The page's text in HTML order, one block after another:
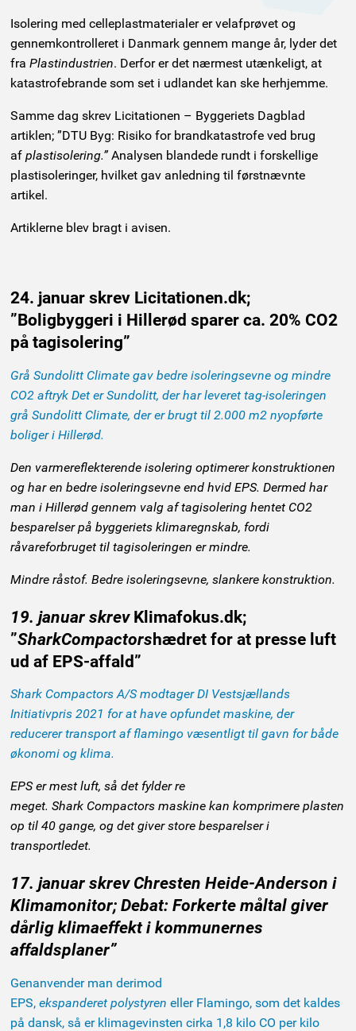
Isolering med celleplastmaterialer er velafprøvet og
gennemkontrolleret i Danmark gennem mange år, lyder det
fraPlastindustrien. Derfor er det nærmest utænkeligt, at
katastrofebrande som set i udlandet kan ske herhjemme.
Samme dag skrev Licitationen – Byggeriets Dagblad
artiklen; ”DTU Byg: Risiko for brandkatastrofe ved brug
afplastisolering.”Analysen blandede rundt i forskellige
plastisoleringer, hvilket gav anledning til førstnævnte
artikel.
Artiklerne blev bragt i avisen.
24. januar skrev Licitationen.dk;
”Boligbyggeri i Hillerød sparer ca. 20% CO2
på tagisolering”
Grå Sundolitt Climate gav bedre isoleringsevne og mindre
CO2 aftryk Det er Sundolitt, der har leveret tag-isoleringen
grå Sundolitt Climate, der er brugt til 2.000 m2 nyopførte
boliger i Hillerød.
Den varmereflekterende isolering optimerer konstruktionen
og har en bedre isoleringsevne end hvid EPS. Dermed har
man i Hillerød gennem valg af tagisolering hentet CO2
besparelser på byggeriets klimaregnskab, fordi
råvareforbruget til tagisoleringen er mindre.
Mindre råstof. Bedre isoleringsevne, slankere konstruktion.
19.januar skrev Klimafokus.dk;
”SharkCompactorshædret for at presse luft
ud af EPS-affald”
Shark Compactors A/S modtager DI Vestsjællands
Initiativpris 2021 for at have opfundet maskine, der
reducerer transport af flamingo væsentligt til gavn for både
økonomi og klima.
EPS er mest luft, så det fylder re
meget. Shark Compactors maskine kan komprimere plasten
op til 40 gange, og det giver store besparelser i
transportledet.
17. januar skrev Chresten Heide-Anderson i
Klimamonitor; Debat: Forkerte måltal giver
dårlig klimaeffekt i kommunernes
affaldsplaner”
Genanvender man derimod
EPS,ekspanderet polystyren eller Flamingo, som det kaldes
på dansk, så er klimagevinsten cirka 1,8 kilo CO per kilo